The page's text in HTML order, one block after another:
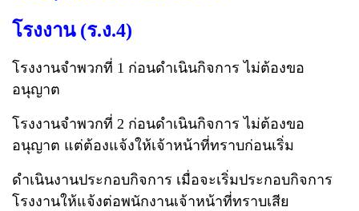
โรงงาน (ร.ง.4)
โรงงานจำพวกที่ 1 ก่อนดำเนินกิจการ ไม่ต้องขอ
อนุญาต
โรงงานจำพวกที่ 2 ก่อนดำเนินกิจการ ไม่ต้องขอ
อนุญาต แต่ต้องแจ้งให้เจ้าหน้าที่ทราบก่อนเริ่ม
ดำเนินงานประกอบกิจการ เมื่อจะเริ่มประกอบกิจการ
โรงงานให้แจ้งต่อพนักงานเจ้าหน้าที่ทราบเสีย